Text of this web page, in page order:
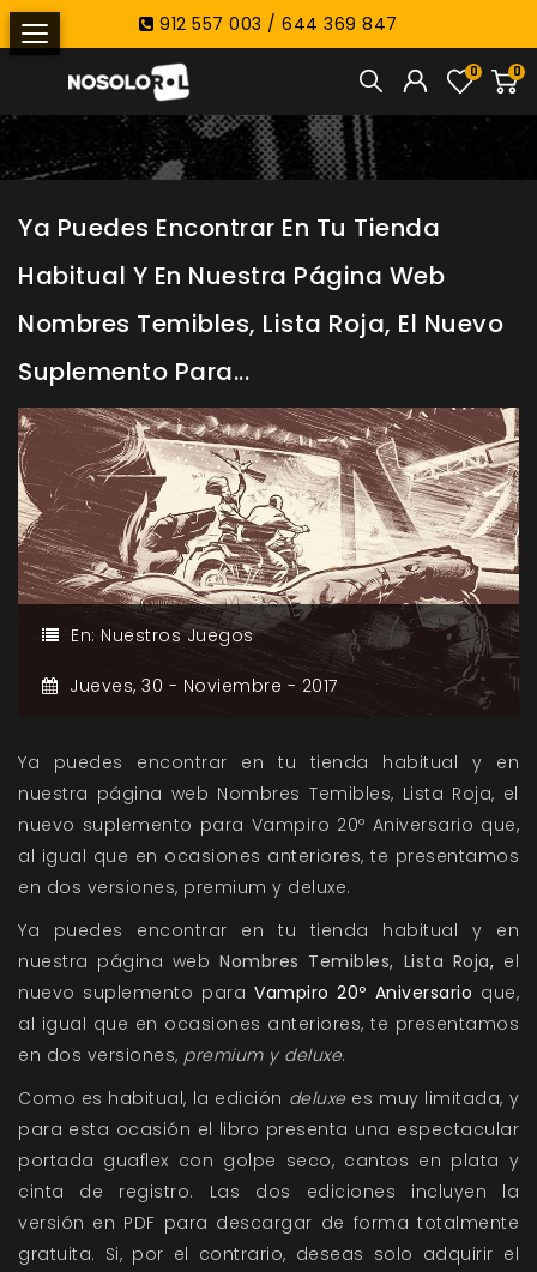
912 557 003 / 644 369 847
0
0
Ya Puedes Encontrar En Tu Tienda
Habitual Y En Nuestra Página Web
Nombres Temibles, Lista Roja, El Nuevo
Suplemento Para...
En: Nuestros Juegos
Jueves, 30 - Noviembre - 2017
Ya puedes encontrar en tu tienda habitual y en
nuestra página web Nombres Temibles, Lista Roja, el
nuevo suplemento para Vampiro 20º Aniversario que,
al igual que en ocasiones anteriores, te presentamos
en dos versiones, premium y deluxe.
Ya puedes encontrar en tu tienda habitual y en
nuestra página webNombres Temibles, Lista Roja, el
nuevo suplemento para Vampiro 20º Aniversario que,
al igual que en ocasiones anteriores, te presentamos
en dos versiones, premiumy deluxe.
Como es habitual, la edición deluxees muy limitada, y
para esta ocasión el libro presenta una espectacular
portada guaflex con golpe seco, cantos en plata y
cinta de registro. Las dos ediciones incluyen la
versión en PDF para descargar de forma totalmente
gratuita. Si, por el contrario, deseas solo adquirir el